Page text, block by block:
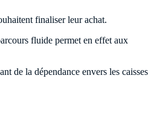
finaliser leur achat.
fluide permet en effet aux
de la dépendance envers les caisses